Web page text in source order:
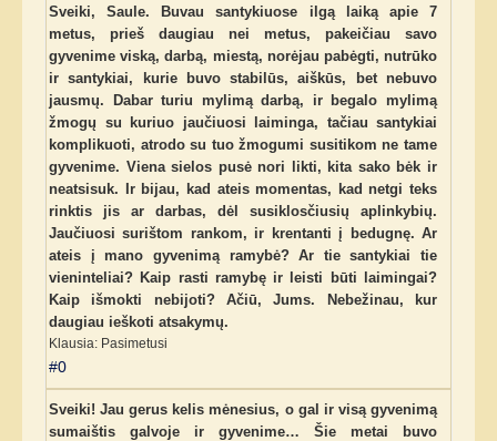
Sveiki, Saule. Buvau santykiuose ilgą laiką apie 7
metus, prieš daugiau nei metus, pakeičiau savo
gyvenime viską, darbą, miestą, norėjau pabėgti, nutrūko
ir santykiai, kurie buvo stabilūs, aiškūs, bet nebuvo
jausmų. Dabar turiu mylimą darbą, ir begalo mylimą
žmogų su kuriuo jaučiuosi laiminga, tačiau santykiai
komplikuoti, atrodo su tuo žmogumi susitikom ne tame
gyvenime. Viena sielos pusė nori likti, kita sako bėk ir
neatsisuk. Ir bijau, kad ateis momentas, kad netgi teks
rinktis jis ar darbas, dėl susiklosčiusių aplinkybių.
Jaučiuosi surištom rankom, ir krentanti į bedugnę. Ar
ateis į mano gyvenimą ramybė? Ar tie santykiai tie
vieninteliai? Kaip rasti ramybę ir leisti būti laimingai?
Kaip išmokti nebijoti? Ačiū, Jums. Nebežinau, kur
daugiau ieškoti atsakymų.
Klausia: Pasimetusi
#0
Sveiki! Jau gerus kelis mėnesius, o gal ir visą gyvenimą
sumaištis galvoje ir gyvenime… Šie metai buvo